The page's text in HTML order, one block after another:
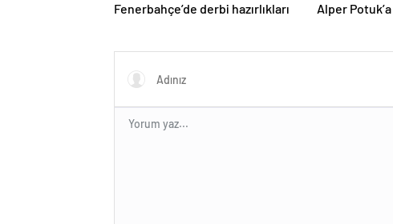
Fenerbahçe’de derbi hazırlıkları